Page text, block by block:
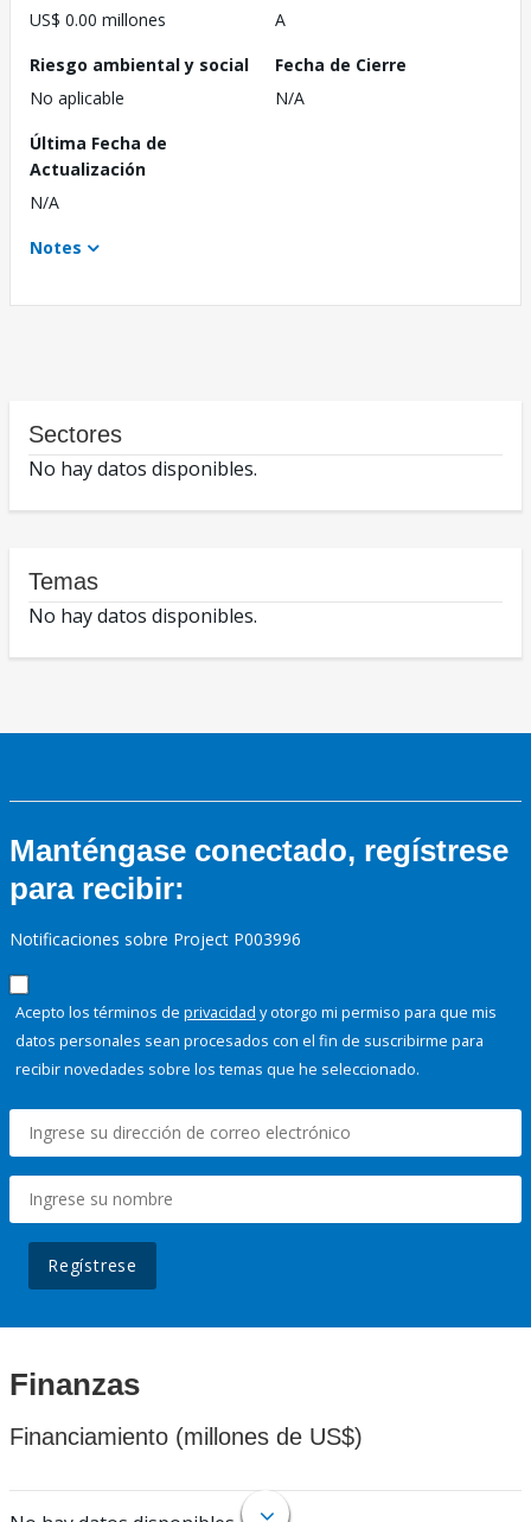
US$ 0.00 millones
A
Riesgo ambiental y social
No aplicable
Fecha de Cierre
N/A
Última Fecha de
Actualización
N/A
Notes
Sectores
No hay datos disponibles.
Temas
No hay datos disponibles.
Manténgase conectado, regístrese
para recibir:
Notificaciones sobre Project P003996
Acepto los términos de privacidad y otorgo mi permiso para que mis
datos personales sean procesados con el fin de suscribirme para
recibir novedades sobre los temas que he seleccionado.
Regístrese
Finanzas
Financiamiento (millones de US$)